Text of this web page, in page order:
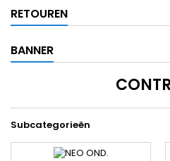
RETOUREN
BANNER
Subcategorieën